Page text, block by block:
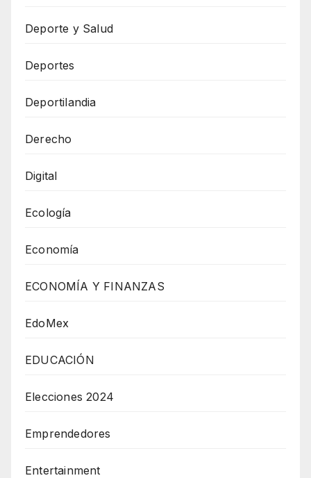
Deporte y Salud
Deportes
Deportilandia
Derecho
Digital
Ecología
Economía
ECONOMÍA Y FINANZAS
EdoMex
EDUCACIÓN
Elecciones 2024
Emprendedores
Entertainment